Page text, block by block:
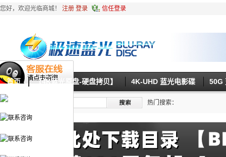
您好，欢迎光临商城！ 注册 登录 信任登录
首页 【4K蓝光原盘-硬盘拷贝】 4K-UHD 蓝光电影碟 50G
热门搜索：